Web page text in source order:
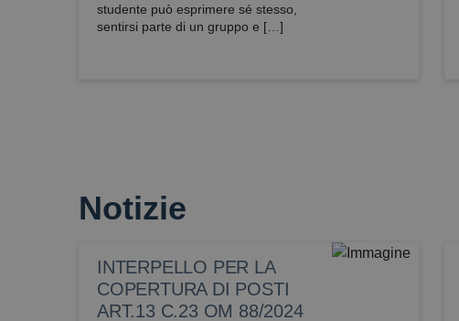
studente può esprimere sé stesso,
sentirsi parte di un gruppo e […]
Notizie
INTERPELLO PER LA
COPERTURA DI POSTI
ART.13 C.23 OM 88/2024